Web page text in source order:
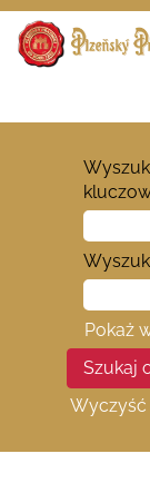
Pokaż
Wyczyść